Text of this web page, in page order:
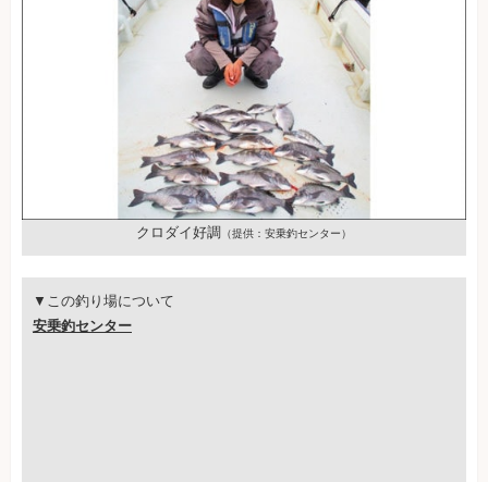
クロダイ好調 （提供：安乗釣センター）
▼この釣り場について
安乗釣センター